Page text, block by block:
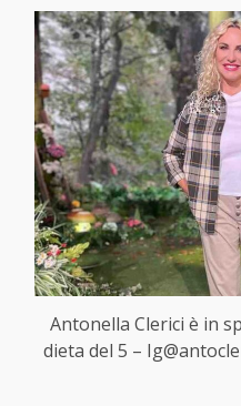
Antonella Clerici è in
dieta del 5 –